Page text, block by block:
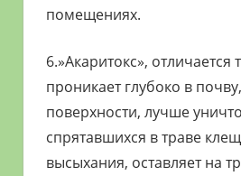
помещениях.
6.»Акаритокс», отличается
проникает глубоко в
поверхности, лучше
спрятавшихся в траве
высыхания, оставляет на